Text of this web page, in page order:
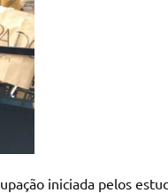
iniciada pelos